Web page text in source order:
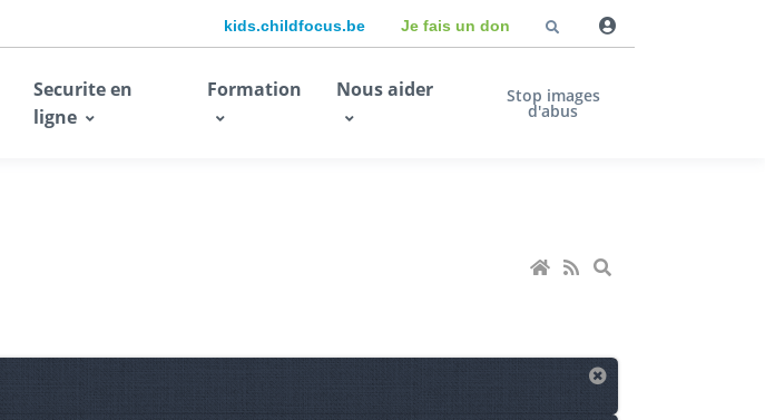
kids.childfocus.be Je fais un don
Securite en
ligne
Formation Nous aider Stop images
d'abus